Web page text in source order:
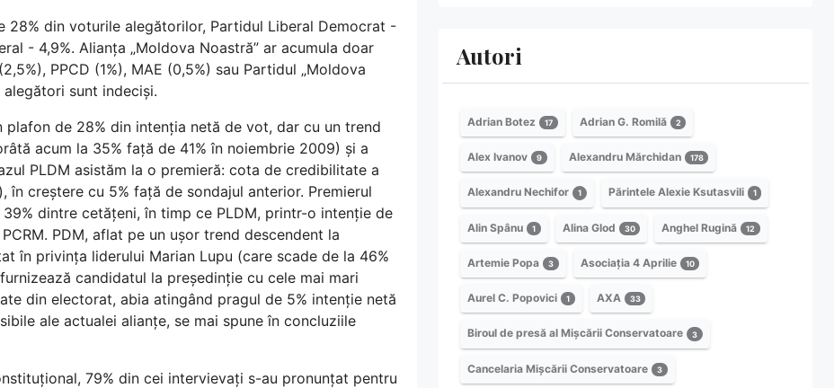
din voturile alegătorilor, Partidul Liberal Democrat -
- 4,9%. Alianța „Moldova Noastră” ar acumula doar
PPCD (1%), MAE (0,5%) sau Partidul „Moldova
sunt indeciși.
plafon de 28% din intenția netă de vot, dar cu un trend
acum la 35% față de 41% în noiembrie 2009) și a
PLDM asistăm la o premieră: cota de credibilitate a
creștere cu 5% față de sondajul anterior. Premierul
dintre cetățeni, în timp ce PLDM, printr-o intenție de
PDM, aflat pe un ușor trend descendent la
în privința liderului Marian Lupu (care scade de la 46%
candidatul la președinție cu cele mai mari
din electorat, abia atingând pragul de 5% intenție netă
ale actualei alianțe, se mai spune în concluziile
79% din cei intervievați s-au pronunțat pentru
Autori
Adrian Botez 17 Adrian G. Romilă 2
Alex Ivanov 9 Alexandru Mărchidan 178
Alexandru Nechifor 1 Părintele Alexie Ksutasvili 1
Alin Spânu 1 Alina Glod 30 Anghel Rugină 12
Artemie Popa 3 Asociația 4 Aprilie 10
Aurel C. Popovici 1 AXA 33
Biroul de presă al Mișcării Conservatoare 3
Cancelaria Mișcării Conservatoare 3